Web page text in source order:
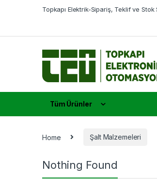
Topkapı Elektrik-Sipariş, Teklif ve
Tüm Ürünler
Home Şalt Malzemeleri
Nothing Found